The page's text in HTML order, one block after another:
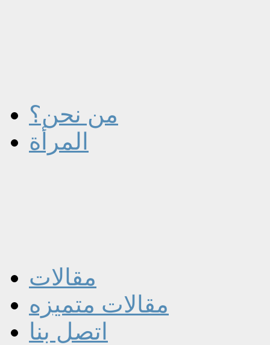
من نحن؟
المرأة
مقالات
مقالات متميزه
اتصل بنا